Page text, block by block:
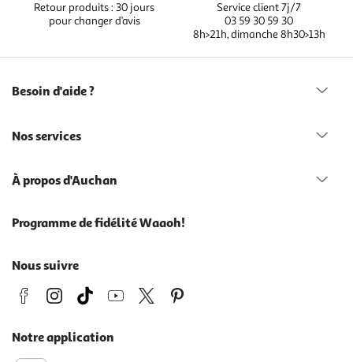
Retour produits : 30 jours
pour changer d’avis
Service client 7j/7
03 59 30 59 30
8h>21h, dimanche 8h30>13h
Besoin d'aide ?
Nos services
À propos d'Auchan
Programme de fidélité Waaoh!
Nous suivre
Notre application